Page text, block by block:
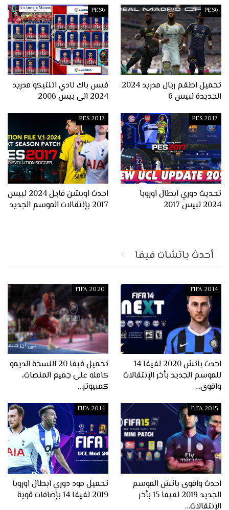
PES6
تحميل اطقم ريال مدريد 2024
الجديدة لبيس 6
PES6
فيس باك نادي اتلتيكو مدريد
2024 الى بيس 2006
PES 2017
تحديث دوري ابطال اوروبا
2024 لبيس 2017
PES 2017
احدث اوبشن فايل 2024 لبيس
2017 بإنتقالات الموسم الجديد
أحدث باتشات فيفا
FIFA 2014
احدث باتش 2020 لفيفا 14
للموسم الجديد بأخر الإنتقالات
واقوى…
FIFA 2020
تحميل فيفا 20 النسخة الديمو
كامله على جميع المنصات،
كمبيوتر…
FIFA 2015
احدث واقوى باتش الموسم
الجديد 2019 لفيفا 15 بأخر
الإنتقالات…
FIFA 2014
تحميل مود دوري ابطال اوروبا
2019 لفيفا 14 بإضافات قوية